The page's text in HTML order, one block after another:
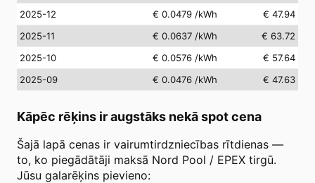
2025-12
€ 0.0479 /kWh
€ 47.94
2025-11
€ 0.0637 /kWh
€ 63.72
2025-10
€ 0.0576 /kWh
€ 57.64
2025-09
€ 0.0476 /kWh € 47.63
Kāpēc rēķins ir augstāks nekā spot cena
Šajā lapā cenas ir vairumtirdzniecības rītdienas —
to, ko piegādātāji maksā Nord Pool / EPEX tirgū.
Jūsu galarēķins pievieno: